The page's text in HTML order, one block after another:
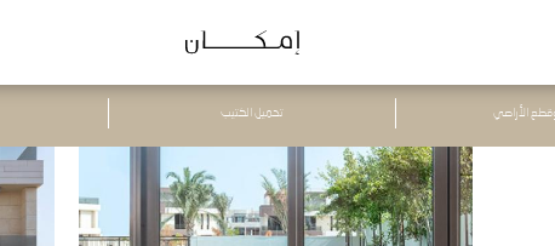
وقطع الأراضي تحميل الكتيب